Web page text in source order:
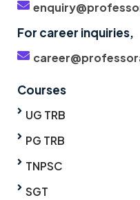
For career inquiries,
Courses
UG TRB
PG TRB
TNPSC
SGT